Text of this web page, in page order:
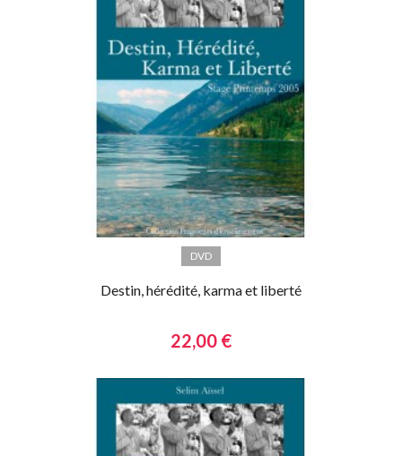
DVD
Destin, hérédité, karma et liberté
22,00 €